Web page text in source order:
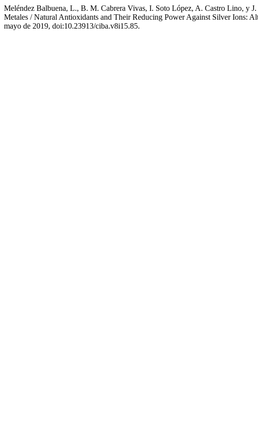
Meléndez Balbuena, L., B. M. Cabrera Vivas, I. Soto López, A. Castro Lino, y
Metales / Natural Antioxidants and Their Reducing Power Against Silver Ions:
mayo de 2019, doi:10.23913/ciba.v8i15.85.